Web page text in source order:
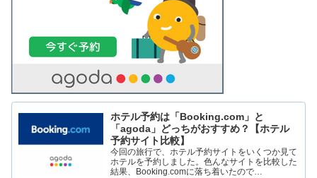
ホテル予約は「Booking.com」と
「agoda」どっちがおすすめ？【ホテル
予約サイト比較】
今回の旅行で、ホテル予約サイトをいくつか見て
ホテルを予約しました。色んなサイトを比較した
結果、Booking.comに落ち着いたので